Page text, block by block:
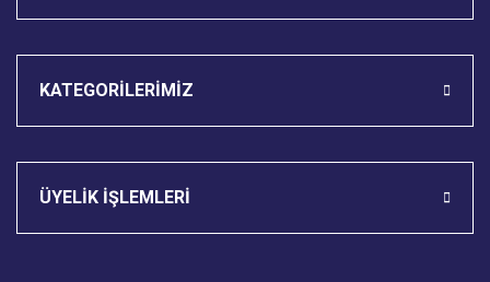
KATEGORİLERİMİZ
ÜYELİK İŞLEMLERİ